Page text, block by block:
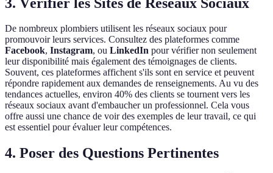
De nombreux plombiers utilisent les réseaux sociaux pour
promouvoir leurs services. Consultez des plateformes comme
Facebook, Instagram, ou LinkedIn pour vérifier non seulement
leur disponibilité mais également des témoignages de clients.
Souvent, ces plateformes affichent s'ils sont en service et peuvent
répondre rapidement aux demandes de renseignements. Au vu des
tendances actuelles, environ 40% des clients se tournent vers les
réseaux sociaux avant d'embaucher un professionnel. Cela vous
offre aussi une chance de voir des exemples de leur travail, ce qui
est essentiel pour évaluer leur compétences.
4. Poser des Questions Pertinentes